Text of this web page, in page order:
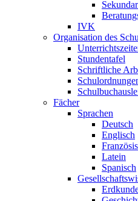
IVK
Organisation des
Stundentafel
Schriftliche
Fächer
Sprachen
Deutsch
Englisch
Latein
Spanisch